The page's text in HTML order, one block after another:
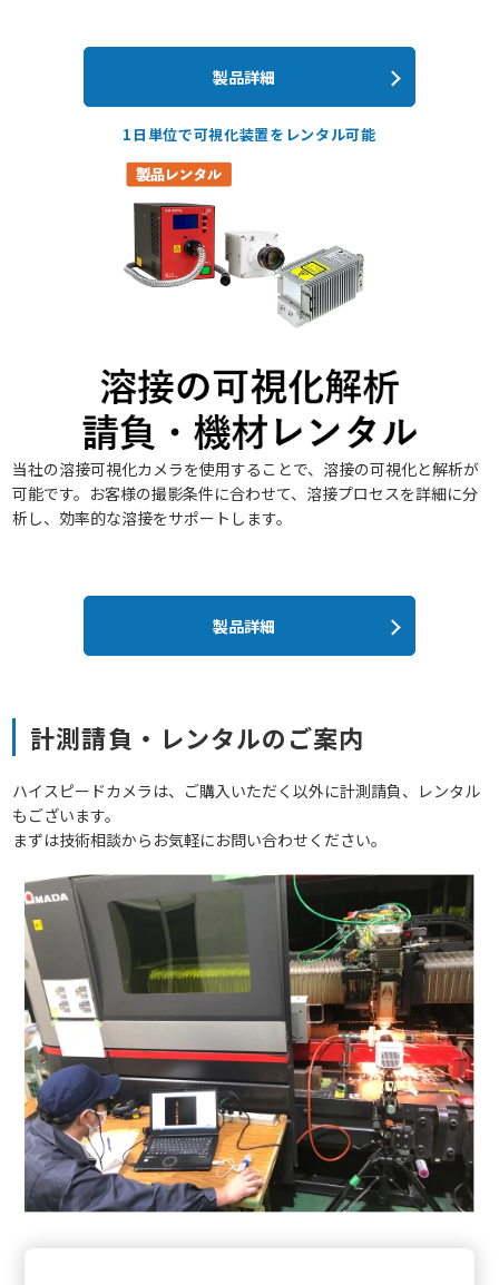
製品詳細
1日単位で可視化装置をレンタル可能
当社の溶接可視化カメラを使用することで、溶接の可視化と解析が
可能です。お客様の撮影条件に合わせて、溶接プロセスを詳細に分
析し、効率的な溶接をサポートします。
製品詳細
計測請負・レンタルのご案内
ハイスピードカメラは、ご購入いただく以外に計測請負、レンタル
もございます。
まずは技術相談からお気軽にお問い合わせください。